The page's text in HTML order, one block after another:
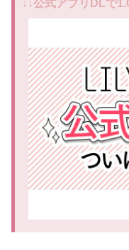
↓↓公式アプリDLで